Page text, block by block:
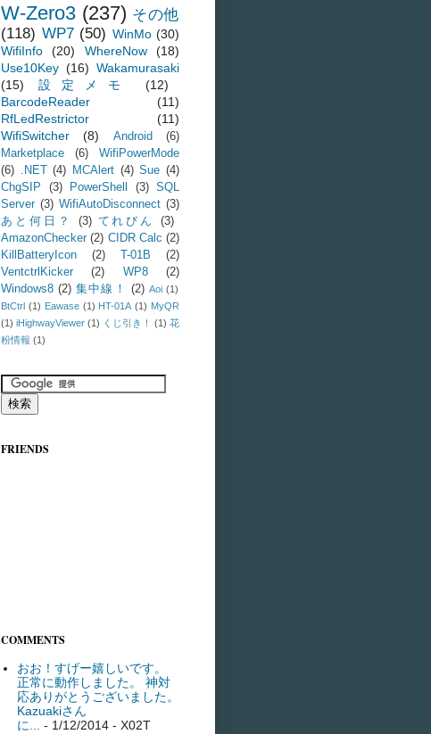
W-Zero3 (237) その他
(118) WP7 (50) WinMo (30)
WifiInfo
(20) WhereNow
(18)
Use10Key (16) Wakamurasaki
(15)
設定メモ
(12)
BarcodeReader
(11)
RfLedRestrictor
(11)
WifiSwitcher
(8) Android
(6)
Marketplace
(6)
WifiPowerMode
(6) .NET (4) MCAlert (4) Sue (4)
ChgSIP
(3) PowerShell (3)
SQL
Server (3) WifiAutoDisconnect (3)
あと何日？
(3) てれびん
(3)
AmazonChecker (2) CIDR Calc (2)
KillBatteryIcon
(2) T-01B
(2)
VentctrlKicker
(2) WP8
(2)
Windows8 (2) 集中線！ (2) Aoi (1)
BtCtrl (1) Eawase (1) HT-01A (1) MyQR
(1) iHighwayViewer (1) くじ引き！ (1) 花
粉情報 (1)
FRIENDS
COMMENTS
おお！すげー嬉しいです。
正常に動作しました。 神対
応ありがとうございました。
Kazuakiさん
に... - 1/12/2014- X02T